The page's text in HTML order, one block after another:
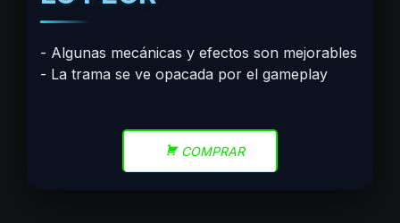
Algunas mecánicas y efectos son mejorables
La trama se ve opacada por el gameplay
COMPRAR